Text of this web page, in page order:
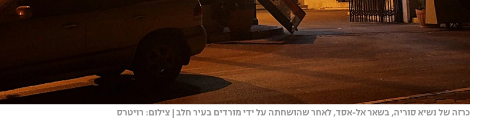
כרזה של נשיא סוריה, בשאר אל-אסד, לאחר שהושחתה על ידי מורדים בעיר חלב | צילום: רויטרס